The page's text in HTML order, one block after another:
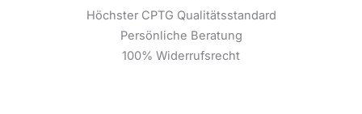
Höchster CPTG Qualitätsstandard
Persönliche Beratung
100% Widerrufsrecht